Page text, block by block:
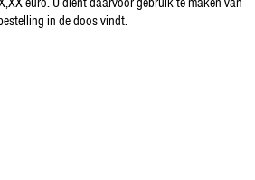
in de doos vindt.